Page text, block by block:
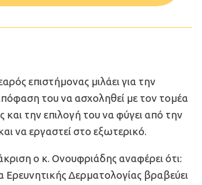
επιστήμονας μιλάει για την
του να ασχοληθεί με τον τομέα
και την επιλογή του να φύγει από την
να εργαστεί στο εξωτερικό.
ο κ. Ονουφριάδης αναφέρει ότι:
Ερευνητικής Δερματολογίας βραβεύει